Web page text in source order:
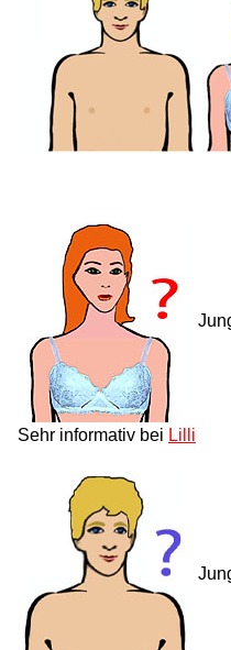
Sehr informativ bei Lilli